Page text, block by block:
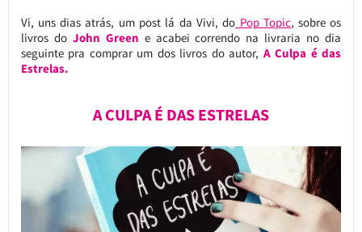
Vi, uns dias atrás, um post lá da Vivi, do Pop Topic, sobre os
livros doJohn Green e acabei correndo na livraria no dia
seguinte pra comprar um dos livros do autor, A Culpa é das
Estrelas.
A CULPA É DAS ESTRELAS